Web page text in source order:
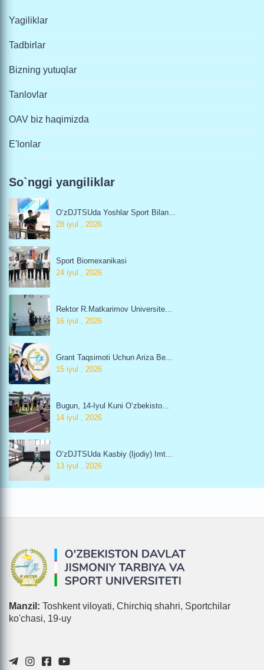
Yagiliklar
Tadbirlar
Bizning yutuqlar
Tanlovlar
OAV biz haqimizda
E'lonlar
So`nggi yangiliklar
O‘zDJTSUda Yoshlar Sport Bilan...
28 iyul , 2026
Sport Biomexanikasi
24 iyul , 2026
Rektor R.Matkarimov Universite...
16 iyul , 2026
Grant Taqsimoti Uchun Ariza Be...
15 iyul , 2026
Bugun, 14-Iyul Kuni O‘zbekisto...
14 iyul , 2026
O‘zDJTSUda Kasbiy (ijodiy) Imt...
13 iyul , 2026
Manzil: Toshkent viloyati, Chirchiq shahri, Sportchilar
ko'chasi, 19-uy